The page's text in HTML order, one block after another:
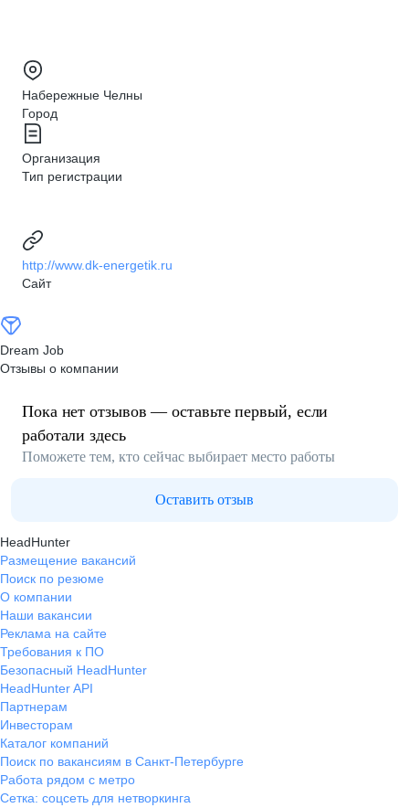
Набережные Челны
Город
Организация
Тип регистрации
http://www.dk-energetik.ru
Сайт
Dream Job
Отзывы о компании
Пока нет отзывов — оставьте первый, если
работали здесь
Поможете тем, кто сейчас выбирает место работы
Оставить отзыв
HeadHunter
Размещение вакансий
Поиск по резюме
О компании
Наши вакансии
Реклама на сайте
Требования к ПО
Безопасный HeadHunter
HeadHunter API
Партнерам
Инвесторам
Каталог компаний
Поиск по вакансиям в Санкт-Петербурге
Работа рядом с метро
Сетка: соцсеть для нетворкинга